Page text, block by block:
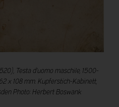
Testa d’uomo maschile, 1500-
x 108 mm. Kupferstich-Kabinett,
Photo: Herbert Boswank